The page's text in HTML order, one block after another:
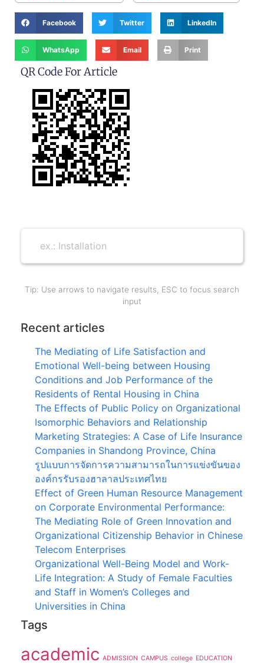
Facebook Twitter LinkedIn
WhatsApp Email Print
QR Code For Article
Tip: Use arrows to navigate results, ESC to focus search
input
Recent articles
The Mediating of Life Satisfaction and
Emotional Well-being between Housing
Conditions and Job Performance of the
Residents of Rental Housing in China
The Effects of Public Policy on Organizational
Isomorphic Behaviors and Relationship
Marketing Strategies: A Case of Life Insurance
Companies in Shandong Province, China
รูปแบบการจัดการความสามารถในการแข่งขันของ
องค์กรรับรองฮาลาลประเทศไทย
Effect of Green Human Resource Management
on Corporate Environmental Performance:
The Mediating Role of Green Innovation and
Organizational Citizenship Behavior in Chinese
Telecom Enterprises
Organizational Well-Being Model and Work-
Life Integration: A Study of Female Faculties
and Staff in Women’s Colleges and
Universities in China
Tags
academic ADMISSION CAMPUS college EDUCATION